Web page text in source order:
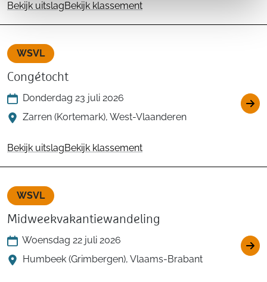
Bekijk uitslagBekijk klassement
WSVL
Congétocht
Donderdag 23 juli 2026
Zarren (Kortemark), West-Vlaanderen
Bekijk uitslagBekijk klassement
WSVL
Midweekvakantiewandeling
Woensdag 22 juli 2026
Humbeek (Grimbergen), Vlaams-Brabant